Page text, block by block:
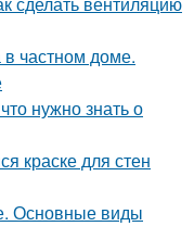
в частном доме.
нужно знать о
краске для стен
Основные виды